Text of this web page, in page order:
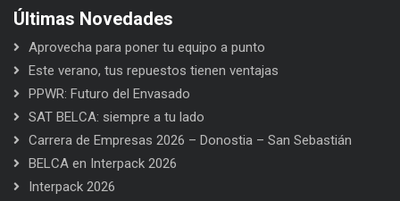
Últimas Novedades
Aprovecha para poner tu equipo a punto
Este verano, tus repuestos tienen ventajas
PPWR: Futuro del Envasado
SAT BELCA: siempre a tu lado
Carrera de Empresas 2026 – Donostia – San Sebastián
BELCA en Interpack 2026
Interpack 2026